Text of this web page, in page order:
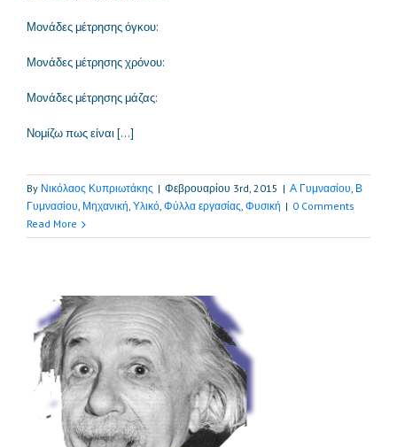
Μονάδες μέτρησης όγκου:
Μονάδες μέτρησης χρόνου:
Μονάδες μέτρησης μάζας:
Νομίζω πως είναι […]
By Νικόλαος Κυπριωτάκης | Φεβρουαρίου 3rd, 2015 | Α Γυμνασίου, Β
Γυμνασίου, Μηχανική, Υλικό, Φύλλα εργασίας, Φυσική | 0 Comments
Read More